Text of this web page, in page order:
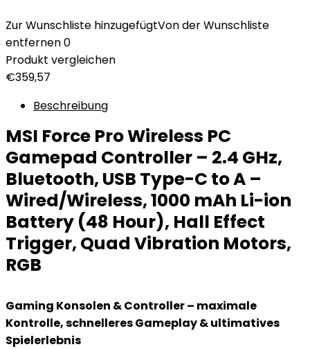
Zur Wunschliste hinzugefügtVon der Wunschliste
entfernen0
Produkt vergleichen
€359,57
Beschreibung
MSI Force Pro Wireless PC
Gamepad Controller – 2.4 GHz,
Bluetooth, USB Type-C to A –
Wired/Wireless, 1000 mAh Li-ion
Battery (48 Hour), Hall Effect
Trigger, Quad Vibration Motors,
RGB
Gaming Konsolen & Controller – maximale
Kontrolle, schnelleres Gameplay & ultimatives
Spielerlebnis